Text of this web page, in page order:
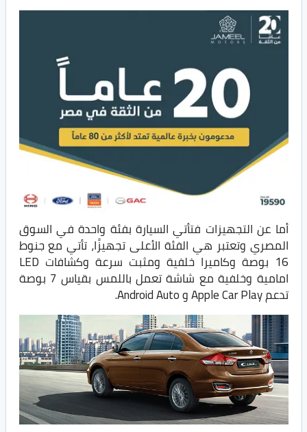
أما عن التجهيزات فتأتي السيارة بفئة واحدة في السوق
المصري وتعتبر هي الفئة الأعلى تجهيزًا، تأتي مع جنوط
16 بوصة وكاميرا خلفية ومثبت سرعة وكشافات LED
امامية وخلفية مع شاشة تعمل باللمس بقياس 7 بوصة
تدعم Apple Car Play و Android Auto.